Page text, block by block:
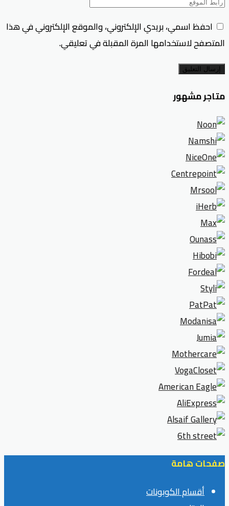
احفظ اسمي، بريدي الإلكتروني، والموقع الإلكتروني في هذا
المتصفح لاستخدامها المرة المقبلة في تعليقي.
إرسال التعليق
متاجر مشهور
صفحات هامة
أقسام الكوبونات